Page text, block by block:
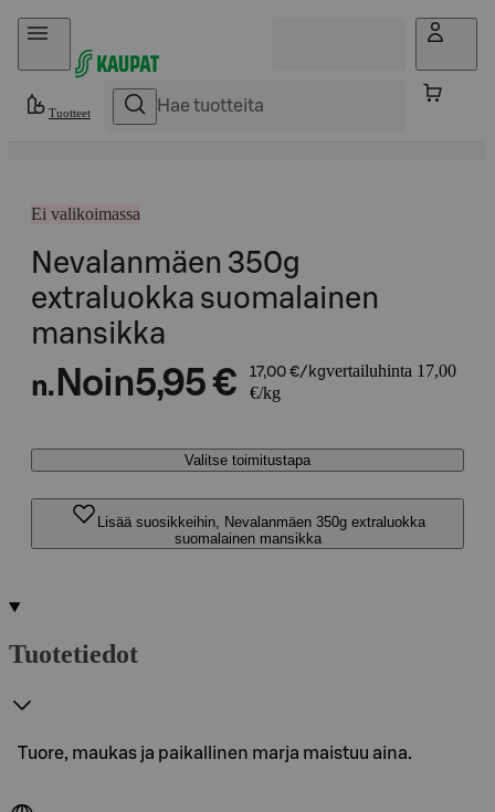
Hyppää sisältöön
Tuotteet
Ei valikoimassa
Nevalanmäen 350g
extraluokka suomalainen
mansikka
n. Noin5,95 € 17,00 €/kgvertailuhinta 17,00
€/kg
Valitse toimitustapa
Lisää suosikkeihin, Nevalanmäen 350g extraluokka
suomalainen mansikka
Tuotetiedot
Tuore, maukas ja paikallinen marja maistuu aina.